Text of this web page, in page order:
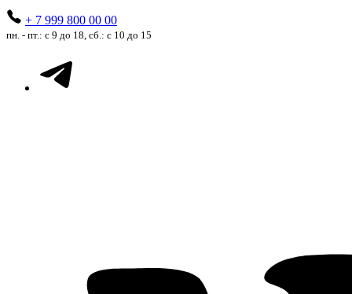
+ 7 999 800 00 00
пн. - пт.: с 9 до 18, сб.: с 10 до 15